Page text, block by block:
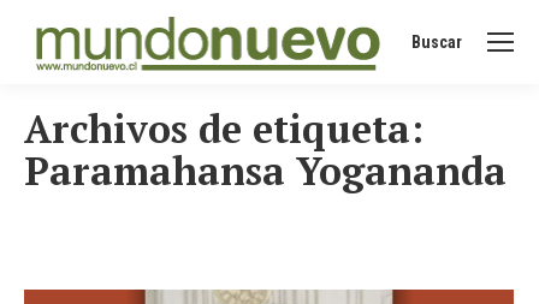
Buscar:
Buscar
Archivos de etiqueta:
Paramahansa Yogananda